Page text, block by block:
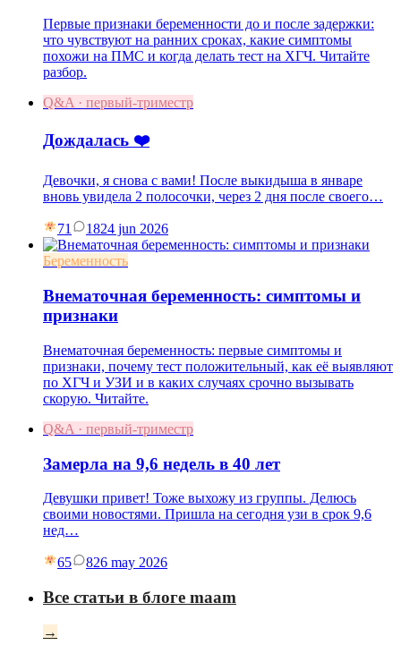
Первые признаки беременности до и после задержки:
что чувствуют на ранних сроках, какие симптомы
похожи на ПМС и когда делать тест на ХГЧ. Читайте
разбор.
Q&A · первый-триместр
Дождалась ❤️
Девочки, я снова с вами! После выкидыша в январе
вновь увидела 2 полосочки, через 2 дня после своего…
71 1824 jun 2026
Беременность
Внематочная беременность: симптомы и
признаки
Внематочная беременность: первые симптомы и
признаки, почему тест положительный, как её выявляют
по ХГЧ и УЗИ и в каких случаях срочно вызывать
скорую. Читайте.
Q&A · первый-триместр
Замерла на 9,6 недель в 40 лет
Девушки привет! Тоже выхожу из группы. Делюсь
своими новостями. Пришла на сегодня узи в срок 9,6
нед…
65 826 may 2026
Все статьи в блоге maam
→